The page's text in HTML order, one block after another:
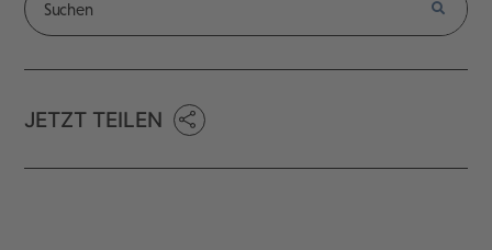
JETZT TEILEN